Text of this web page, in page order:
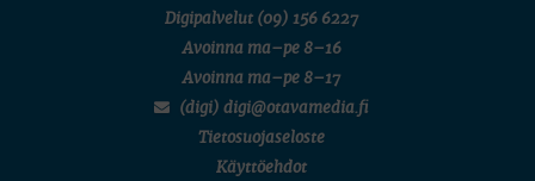
Digipalvelut (09) 156 6227
Avoinna ma–pe 8–16
Avoinna ma–pe 8–17
(digi) digi@otavamedia.fi
Tietosuojaseloste
Käyttöehdot